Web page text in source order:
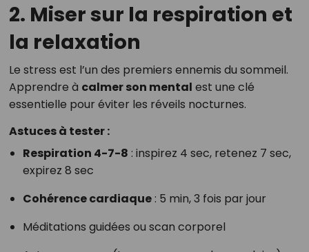
2. Miser sur la respiration et
la relaxation
Le stress est l’un des premiers ennemis du sommeil.
Apprendre à calmer son mental est une clé
essentielle pour éviter les réveils nocturnes.
Astuces à tester :
Respiration 4-7-8 : inspirez 4 sec, retenez 7 sec,
expirez 8 sec
Cohérence cardiaque: 5 min, 3 fois par jour
Méditations guidées ou scan corporel